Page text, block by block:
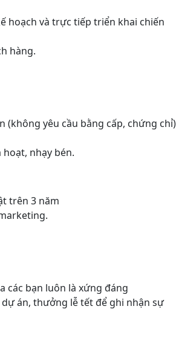
hoạch và trực tiếp triển khai chiến
hàng.
yêu cầu bằng cấp, chứng chỉ)
nhạy bén.
trên 3 năm
các bạn luôn là xứng đáng
án, thưởng lễ tết để ghi nhận sự